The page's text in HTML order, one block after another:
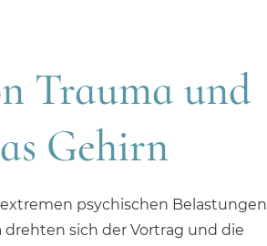
Trauma und
Gehirn
psychischen Belastungen
sich der Vortrag und die